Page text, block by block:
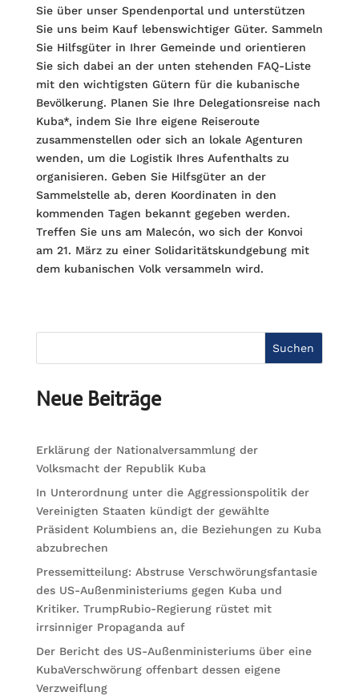
Sie über unser Spendenportal und unterstützen
Sie uns beim Kauf lebenswichtiger Güter. Sammeln
Sie Hilfsgüter in Ihrer Gemeinde und orientieren
Sie sich dabei an der unten stehenden FAQ-Liste
mit den wichtigsten Gütern für die kubanische
Bevölkerung. Planen Sie Ihre Delegationsreise nach
Kuba*, indem Sie Ihre eigene Reiseroute
zusammenstellen oder sich an lokale Agenturen
wenden, um die Logistik Ihres Aufenthalts zu
organisieren. Geben Sie Hilfsgüter an der
Sammelstelle ab, deren Koordinaten in den
kommenden Tagen bekannt gegeben werden.
Treffen Sie uns am Malecón, wo sich der Konvoi
am 21. März zu einer Solidaritätskundgebung mit
dem kubanischen Volk versammeln wird.
Suchen
Neue Beiträge
Erklärung der Nationalversammlung der
Volksmacht der Republik Kuba
In Unterordnung unter die Aggressionspolitik der
Vereinigten Staaten kündigt der gewählte
Präsident Kolumbiens an, die Beziehungen zu Kuba
abzubrechen
Pressemitteilung: Abstruse Verschwörungsfantasie
des US-Außenministeriums gegen Kuba und
Kritiker. TrumpRubio-Regierung rüstet mit
irrsinniger Propaganda auf
Der Bericht des US-Außenministeriums über eine
KubaVerschwörung offenbart dessen eigene
Verzweiflung